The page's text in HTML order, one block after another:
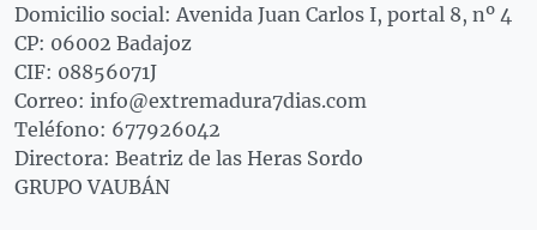
Domicilio social: Avenida Juan Carlos I, portal 8, nº 4
CP: 06002 Badajoz
CIF: 08856071J
Correo: info@extremadura7dias.com
Teléfono: 677926042
Directora: Beatriz de las Heras Sordo
GRUPO VAUBÁN